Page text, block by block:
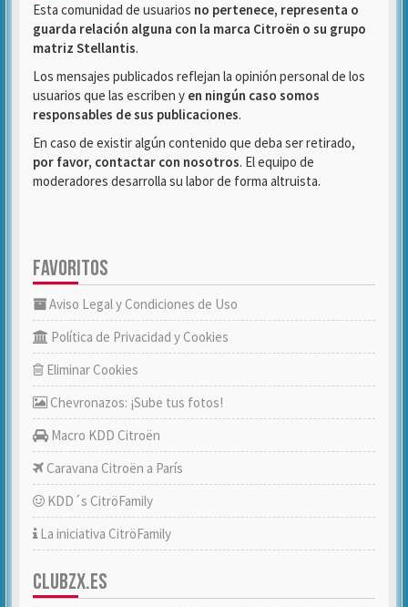
Esta comunidad de usuarios no pertenece, representa o
guarda relación alguna con la marca Citroën o su grupo
matriz Stellantis.
Los mensajes publicados reflejan la opinión personal de los
usuarios que las escriben y en ningún caso somos
responsables de sus publicaciones.
En caso de existir algún contenido que deba ser retirado,
por favor, contactar con nosotros. El equipo de
moderadores desarrolla su labor de forma altruista.
FAVORITOS
Aviso Legal y Condiciones de Uso
Política de Privacidad y Cookies
Eliminar Cookies
Chevronazos: ¡Sube tus fotos!
Macro KDD Citroën
Caravana Citroën a París
KDD´s CitröFamily
La iniciativa CitröFamily
CLUBZX.ES